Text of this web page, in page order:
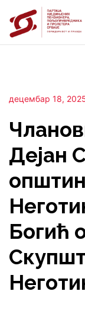
децембар 18,
Дејан
Богић